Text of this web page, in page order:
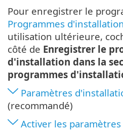
Pour enregistrer le
Programmes d'installation
utilisation ultérieure,
côté de Enregistrer le
d'installation dans la
programmes
Paramètres
(recommandé)
Activer les